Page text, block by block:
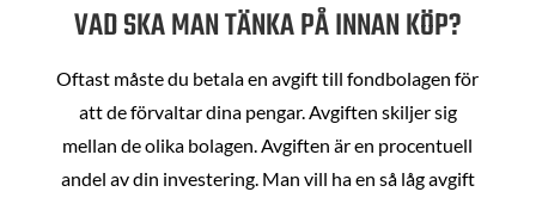
VAD SKA MAN TÄNKA PÅ INNAN KÖP?
Oftast måste du betala en avgift till fondbolagen för
att de förvaltar dina pengar. Avgiften skiljer sig
mellan de olika bolagen. Avgiften är en procentuell
andel av din investering. Man vill ha en så låg avgift